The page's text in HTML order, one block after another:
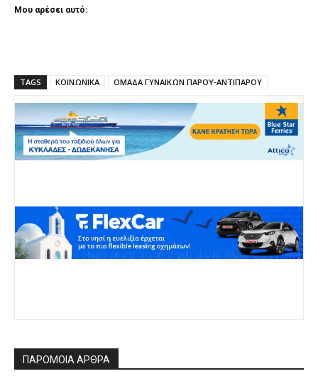
Μου αρέσει αυτό:
TAGS ΚΟΙΝΩΝΙΚΑ ΟΜΑΔΑ ΓΥΝΑΙΚΩΝ ΠΑΡΟΥ-ΑΝΤΙΠΑΡΟΥ
ΠΑΡΟΜΟΙΑ ΑΡΘΡΑ